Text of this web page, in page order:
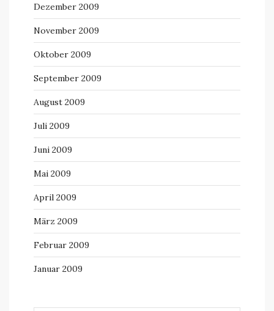
Dezember 2009
November 2009
Oktober 2009
September 2009
August 2009
Juli 2009
Juni 2009
Mai 2009
April 2009
März 2009
Februar 2009
Januar 2009